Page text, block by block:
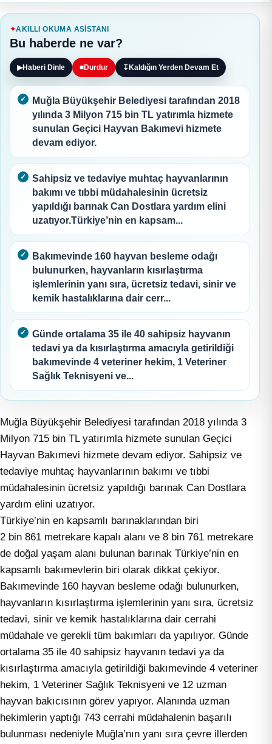
AKILLI OKUMA ASISTANI
Bu haberde ne var?
▶Haberi Dinle ■Durdur ↧ Kaldığın Yerden Devam Et
Muğla Büyükşehir Belediyesi tarafından 2018
yılında 3 Milyon 715 bin TL yatırımla hizmete
sunulan Geçici Hayvan Bakımevi hizmete
devam ediyor.
Sahipsiz ve tedaviye muhtaç hayvanlarının
bakımı ve tıbbi müdahalesinin ücretsiz
yapıldığı barınak Can Dostlara yardım elini
uzatıyor.Türkiye’nin en kapsam...
Bakımevinde 160 hayvan besleme odağı
bulunurken, hayvanların kısırlaştırma
işlemlerinin yanı sıra, ücretsiz tedavi, sinir ve
kemik hastalıklarına dair cerr...
Günde ortalama 35 ile 40 sahipsiz hayvanın
tedavi ya da kısırlaştırma amacıyla getirildiği
bakımevinde 4 veteriner hekim, 1 Veteriner
Sağlık Teknisyeni ve...
Muğla Büyükşehir Belediyesi tarafından 2018 yılında 3
Milyon 715 bin TL yatırımla hizmete sunulan Geçici
Hayvan Bakımevi hizmete devam ediyor. Sahipsiz ve
tedaviye muhtaç hayvanlarının bakımı ve tıbbi
müdahalesinin ücretsiz yapıldığı barınak Can Dostlara
yardım elini uzatıyor.
Türkiye’nin en kapsamlı barınaklarından biri
2 bin 861 metrekare kapalı alanı ve 8 bin 761 metrekare
de doğal yaşam alanı bulunan barınak Türkiye’nin en
kapsamlı bakımevlerin biri olarak dikkat çekiyor.
Bakımevinde 160 hayvan besleme odağı bulunurken,
hayvanların kısırlaştırma işlemlerinin yanı sıra, ücretsiz
tedavi, sinir ve kemik hastalıklarına dair cerrahi
müdahale ve gerekli tüm bakımları da yapılıyor. Günde
ortalama 35 ile 40 sahipsiz hayvanın tedavi ya da
kısırlaştırma amacıyla getirildiği bakımevinde 4 veteriner
hekim, 1 Veteriner Sağlık Teknisyeni ve 12 uzman
hayvan bakıcısının görev yapıyor. Alanında uzman
hekimlerin yaptığı 743 cerrahi müdahalenin başarılı
bulunması nedeniyle Muğla’nın yanı sıra çevre illerden